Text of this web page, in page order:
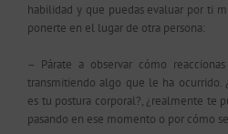
habilidad y que puedas evaluar por ti
ponerte en el lugar de otra persona:
– Párate a observar cómo
transmitiendo algo que le ha ocurrido.
es tu postura corporal?, ¿realmente te
pasando en ese momento o por cómo